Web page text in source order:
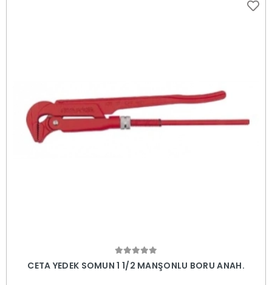
Sepete Ekle
CETA YEDEK SOMUN 1 1/2 MANŞONLU BORU ANAH.